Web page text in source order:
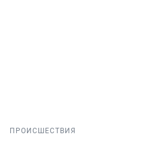
ПРОИСШЕСТВИЯ